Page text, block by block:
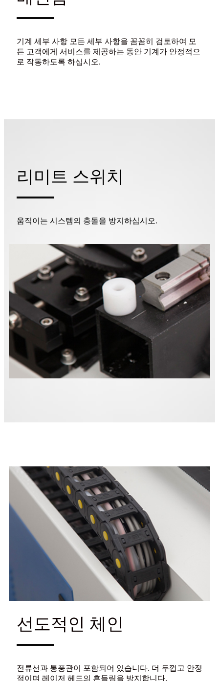
기계 세부 사항 모든 세부 사항을 꼼꼼히 검토하여 모
든 고객에게 서비스를 제공하는 동안 기계가 안정적으
로 작동하도록 하십시오.
리미트 스위치
움직이는 시스템의 충돌을 방지하십시오.
선도적인 체인
전류선과 통풍관이 포함되어 있습니다. 더 두껍고 안정
적이며 레이저 헤드의 흔들림을 방지합니다.